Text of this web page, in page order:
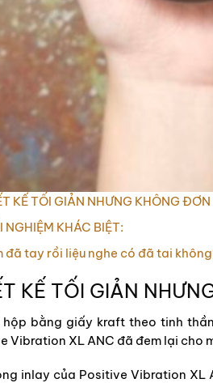
KẾ TỐI GIẢN NHƯNG KHÔNG ĐƠN
NGHIỆM KHÁC BIỆT:
đã tay rồi liệu nghe có đã tai
KẾ TỐI GIẢN
bằng giấy kraft theo tinh
Vibration XL ANC đã đem lại cho
inlay của Positive Vibration